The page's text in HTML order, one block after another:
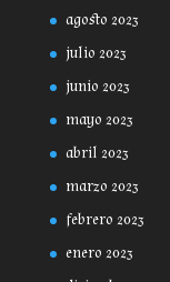
agosto 2023
julio 2023
junio 2023
mayo 2023
abril 2023
marzo 2023
febrero 2023
enero 2023